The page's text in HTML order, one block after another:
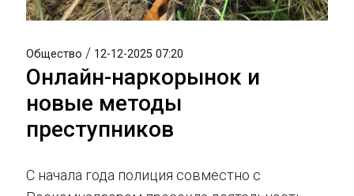
Общество / 12-12-2025 07:20
Онлайн-наркорынок и
новые методы
преступников
С начала года полиция совместно с